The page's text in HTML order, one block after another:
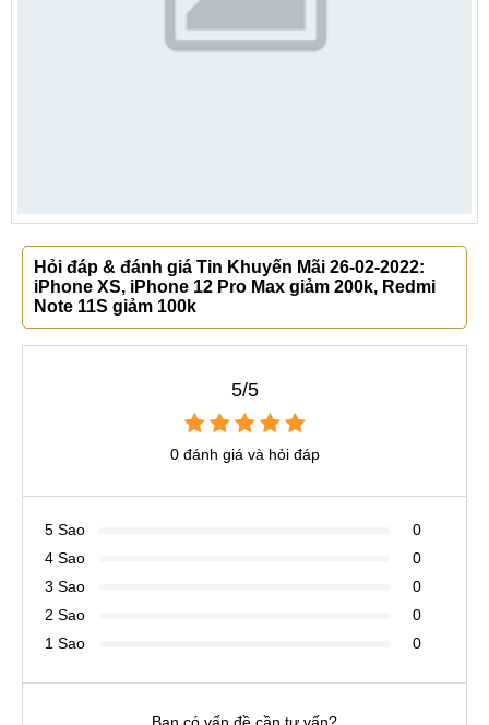
Hỏi đáp & đánh giá Tin Khuyến Mãi 26-02-2022:
iPhone XS, iPhone 12 Pro Max giảm 200k, Redmi
Note 11S giảm 100k
5/5
0 đánh giá và hỏi đáp
5 Sao
0
4 Sao
0
3 Sao
0
2 Sao
0
1 Sao
0